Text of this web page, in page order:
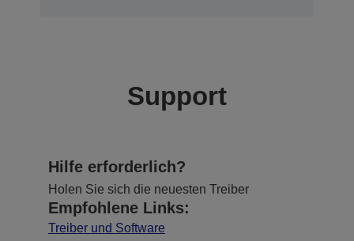
Support
Hilfe erforderlich?
Holen Sie sich die neuesten Treiber
Empfohlene Links:
Treiber und Software